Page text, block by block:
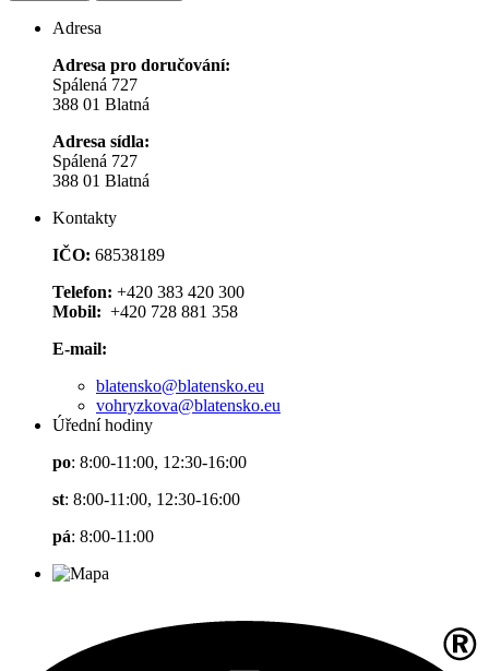
Adresa
Adresa pro doručování:
Spálená 727
388 01 Blatná
Adresa sídla:
Spálená 727
388 01 Blatná
Kontakty
IČO: 68538189
Telefon: +420 383 420 300
Mobil: +420 728 881 358
E-mail:
blatensko@blatensko.eu
vohryzkova@blatensko.eu
Úřední hodiny
po: 8:00-11:00, 12:30-16:00
st: 8:00-11:00, 12:30-16:00
pá: 8:00-11:00